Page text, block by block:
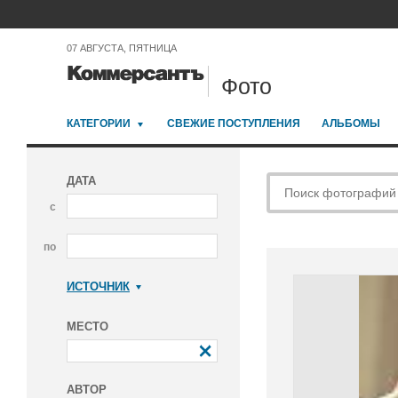
07 АВГУСТА, ПЯТНИЦА
Фото
КАТЕГОРИИ СВЕЖИЕ ПОСТУПЛЕНИЯ АЛЬБОМЫ
ДАТА
с
по
ИСТОЧНИК
МЕСТО
АВТОР